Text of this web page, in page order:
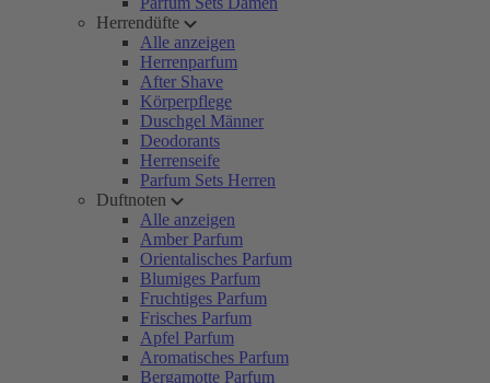
Herrendüfte
Alle anzeigen
Herrenparfum
After Shave
Körperpflege
Duschgel Männer
Deodorants
Herrenseife
Parfum Sets Herren
Duftnoten
Alle anzeigen
Amber Parfum
Orientalisches Parfum
Blumiges Parfum
Fruchtiges Parfum
Frisches Parfum
Apfel Parfum
Aromatisches Parfum
Bergamotte Parfum